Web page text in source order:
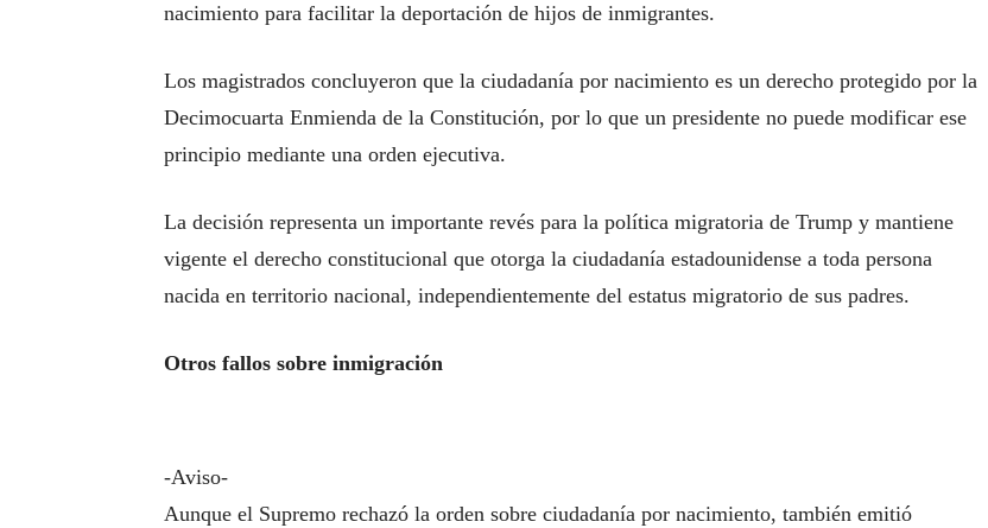
nacimiento para facilitar la deportación de hijos de inmigrantes.
Los magistrados concluyeron que la ciudadanía por nacimiento es un derecho protegido por la
Decimocuarta Enmienda de la Constitución, por lo que un presidente no puede modificar ese
principio mediante una orden ejecutiva.
La decisión representa un importante revés para la política migratoria de Trump y mantiene
vigente el derecho constitucional que otorga la ciudadanía estadounidense a toda persona
nacida en territorio nacional, independientemente del estatus migratorio de sus padres.
Otros fallos sobre inmigración
-Aviso-
Aunque el Supremo rechazó la orden sobre ciudadanía por nacimiento, también emitió